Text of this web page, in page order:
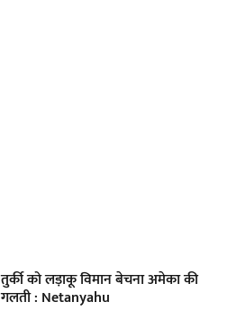
तुर्की को लड़ाकू विमान बेचना अमेका की
गलती : Netanyahu